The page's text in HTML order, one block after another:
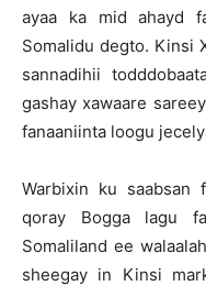
ayaa ka mid ahayd
Somalidu degto. Kinsi
sannadihii
gashay xawaare
fanaaniinta loogu
Warbixin ku saabsan
qoray Bogga lagu
Somaliland ee
sheegay in Kinsi